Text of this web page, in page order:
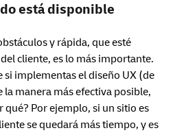
está disponible
y rápida, que esté
cliente, es lo más importante.
si implementas el diseño UX (de
manera más efectiva posible,
qué? Por ejemplo, si un sitio es
se quedará más tiempo, y es